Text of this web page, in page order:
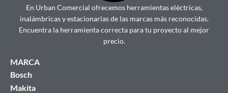
En Urban Comercial ofrecemos herramientas eléctricas,
inalámbricas y estacionarias de las marcas más reconocidas.
Encuentra la herramienta correcta para tu proyecto al mejor
precio.
MARCA
Bosch
Makita